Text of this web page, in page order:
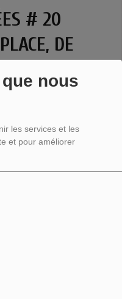
nous
les services et les
et pour améliorer
# 20
DE
la jeune dramaturge